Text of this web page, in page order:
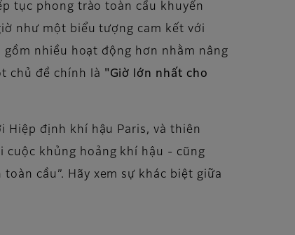
tục phong trào toàn cầu khuyến
như một biểu tượng cam kết với
nhiều hoạt động hơn nhằm nâng
chủ đề chính là "Giờ lớn nhất cho
Hiệp định khí hậu Paris, và thiên
cuộc khủng hoảng khí hậu - cũng
cầu”. Hãy xem sự khác biệt giữa